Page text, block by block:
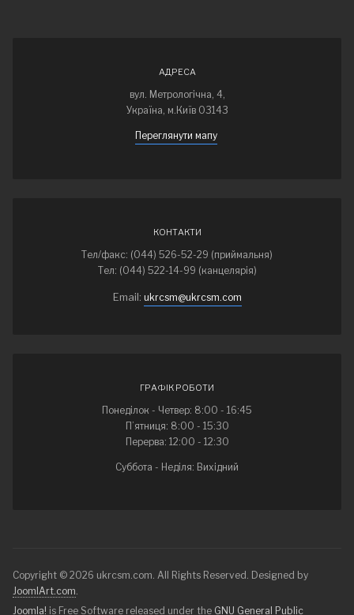
АДРЕСА
вул. Метрологічна, 4,
Україна, м.Київ 03143
Переглянути мапу
КОНТАКТИ
Тел/факс: (044) 526-52-29 (приймальня)
Тел: (044) 522-14-99 (канцелярія)
Email: ukrcsm@ukrcsm.com
ГРАФІК РОБОТИ
Понеділок - Четвер: 8:00 - 16:45
П’ятниця: 8:00 - 15:30
Перерва: 12:00 - 12:30
Суббота - Неділя: Вихідний
Copyright © 2026 ukrcsm.com. All Rights Reserved. Designed by
JoomlArt.com.
Joomla! is Free Software released under the GNU General Public